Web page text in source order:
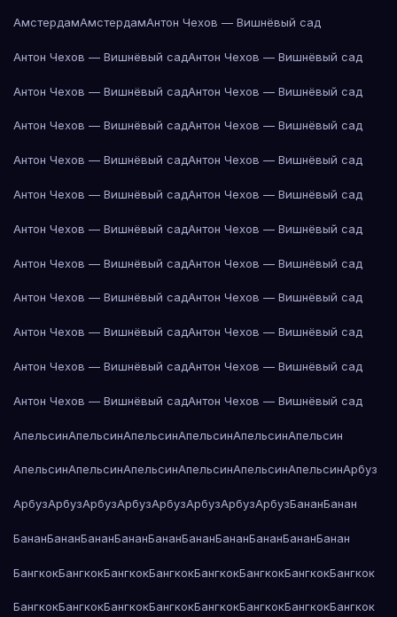
АмстердамАмстердамАнтон Чехов — Вишнёвый сад
Антон Чехов — Вишнёвый садАнтон Чехов — Вишнёвый сад
Антон Чехов — Вишнёвый садАнтон Чехов — Вишнёвый сад
Антон Чехов — Вишнёвый садАнтон Чехов — Вишнёвый сад
Антон Чехов — Вишнёвый садАнтон Чехов — Вишнёвый сад
Антон Чехов — Вишнёвый садАнтон Чехов — Вишнёвый сад
Антон Чехов — Вишнёвый садАнтон Чехов — Вишнёвый сад
Антон Чехов — Вишнёвый садАнтон Чехов — Вишнёвый сад
Антон Чехов — Вишнёвый садАнтон Чехов — Вишнёвый сад
Антон Чехов — Вишнёвый садАнтон Чехов — Вишнёвый сад
Антон Чехов — Вишнёвый садАнтон Чехов — Вишнёвый сад
Антон Чехов — Вишнёвый садАнтон Чехов — Вишнёвый сад
АпельсинАпельсинАпельсинАпельсинАпельсинАпельсин
АпельсинАпельсинАпельсинАпельсинАпельсинАпельсинАрбуз
АрбузАрбузАрбузАрбузАрбузАрбузАрбузАрбузБананБанан
БананБананБананБананБананБананБананБананБананБанан
БангкокБангкокБангкокБангкокБангкокБангкокБангкокБангкок
БангкокБангкокБангкокБангкокБангкокБангкокБангкокБангкок